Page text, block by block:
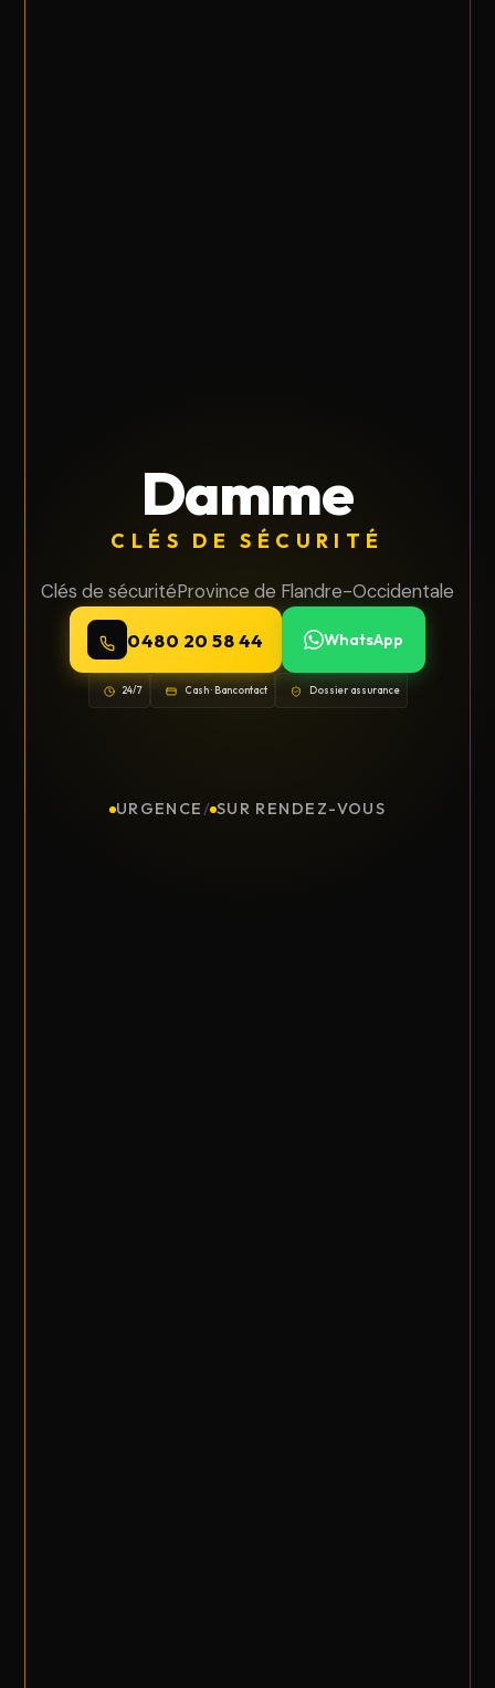
Damme
CLÉS DE SÉCURITÉ
Clés de sécuritéProvince de Flandre-Occidentale
0480 20 58 44 WhatsApp
24/7 Cash · Bancontact Dossier assurance
URGENCE / SUR RENDEZ-VOUS